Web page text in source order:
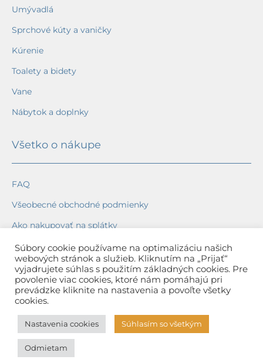
Umývadlá
Sprchové kúty a vaničky
Kúrenie
Toalety a bidety
Vane
Nábytok a doplnky
Všetko o nákupe
FAQ
Všeobecné obchodné podmienky
Ako nakupovať na splátky
Ochrana osobných údajov
Reklamačný poriadok
Spôsob a cena dopravy
Spôsob platby
Záruka na tovar
Súbory cookie používame na optimalizáciu našich
webových stránok a služieb. Kliknutím na „Prijať“
vyjadrujete súhlas s použitím základných cookies. Pre
povolenie viac cookies, ktoré nám pomáhajú pri
prevádzke kliknite na nastavenia a povoľte všetky
cookies.
Nastavenia cookies Súhlasím so všetkým
Odmietam